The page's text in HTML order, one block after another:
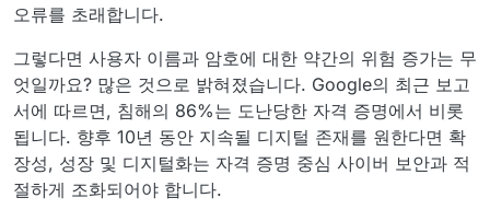
오류를 초래합니다.
그렇다면 사용자 이름과 암호에 대한 약간의 위험 증가는 무
엇일까요? 많은 것으로 밝혀졌습니다. Google의 최근 보고
서에 따르면, 침해의 86%는 도난당한 자격 증명에서 비롯
됩니다. 향후 10년 동안 지속될 디지털 존재를 원한다면 확
장성, 성장 및 디지털화는 자격 증명 중심 사이버 보안과 적
절하게 조화되어야 합니다.